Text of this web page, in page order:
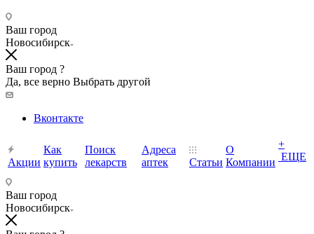
Ваш город
Новосибирск
Ваш город ?
Да, все верно Выбрать другой
Вконтакте
Акции
Как
купить
Поиск
лекарств
Адреса
аптек
Статьи
О
Компании
+
ЕЩЕ
Ваш город
Новосибирск